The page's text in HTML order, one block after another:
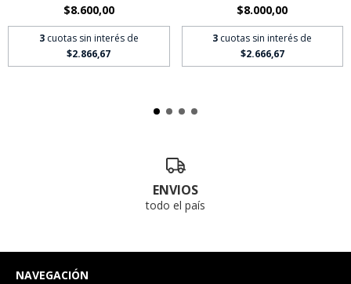
$8.600,00
3 cuotas sin interés de
$2.866,67
$8.000,00
3 cuotas sin interés de
$2.666,67
ENVIOS
todo el país
NAVEGACIÓN